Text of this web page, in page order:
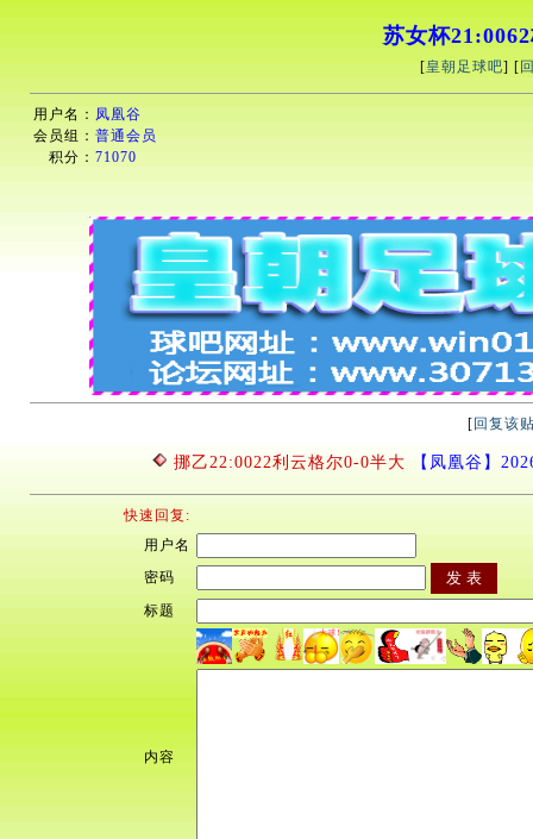
苏女杯
[皇朝足球吧] [
用户名： 凤凰谷
会员组： 普通会员
积分： 71070
[ 回复该
挪乙22:0022利云格尔0-0半大 【凤凰谷】
快速回复:
用户名
密码
标题
内容